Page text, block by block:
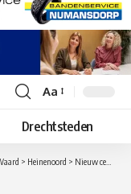
Lettergrootte
aanpassen
Aa
Drechtsteden
> Heinenoord > Nieuw centrum van Welzijn Hoeksche Waard in Heinenoord officieel geopend